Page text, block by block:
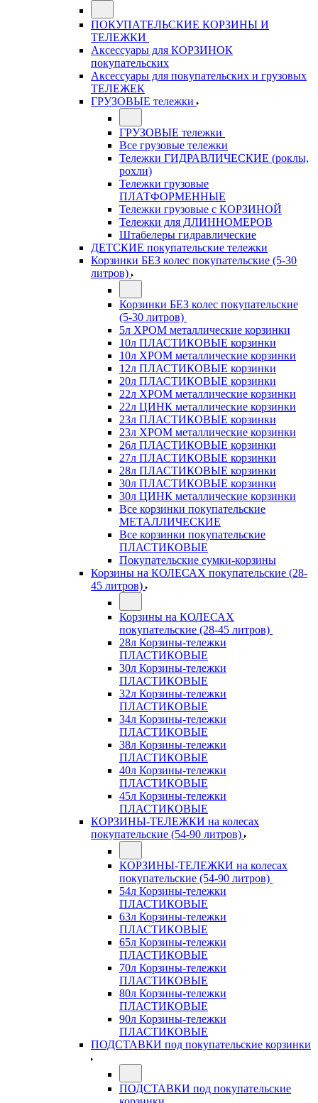
ПОКУПАТЕЛЬСКИЕ КОРЗИНЫ И
ТЕЛЕЖКИ
Аксессуары для КОРЗИНОК
покупательских
Аксессуары для покупательских и грузовых
ТЕЛЕЖЕК
ГРУЗОВЫЕ тележки
ГРУЗОВЫЕ тележки
Все грузовые тележки
Тележки ГИДРАВЛИЧЕСКИЕ (роклы,
рохли)
Тележки грузовые
ПЛАТФОРМЕННЫЕ
Тележки грузовые с КОРЗИНОЙ
Тележки для ДЛИННОМЕРОВ
Штабелеры гидравлические
ДЕТСКИЕ покупательские тележки
Корзинки БЕЗ колес покупательские (5-30
литров)
Корзинки БЕЗ колес покупательские
(5-30 литров)
5л ХРОМ металлические корзинки
10л ПЛАСТИКОВЫЕ корзинки
10л ХРОМ металлические корзинки
12л ПЛАСТИКОВЫЕ корзинки
20л ПЛАСТИКОВЫЕ корзинки
22л ХРОМ металлические корзинки
22л ЦИНК металлические корзинки
23л ПЛАСТИКОВЫЕ корзинки
23л ХРОМ металлические корзинки
26л ПЛАСТИКОВЫЕ корзинки
27л ПЛАСТИКОВЫЕ корзинки
28л ПЛАСТИКОВЫЕ корзинки
30л ПЛАСТИКОВЫЕ корзинки
30л ЦИНК металлические корзинки
Все корзинки покупательские
МЕТАЛЛИЧЕСКИЕ
Все корзинки покупательские
ПЛАСТИКОВЫЕ
Покупательские сумки-корзины
Корзины на КОЛЕСАХ покупательские (28-
45 литров)
Корзины на КОЛЕСАХ
покупательские (28-45 литров)
28л Корзины-тележки
ПЛАСТИКОВЫЕ
30л Корзины-тележки
ПЛАСТИКОВЫЕ
32л Корзины-тележки
ПЛАСТИКОВЫЕ
34л Корзины-тележки
ПЛАСТИКОВЫЕ
38л Корзины-тележки
ПЛАСТИКОВЫЕ
40л Корзины-тележки
ПЛАСТИКОВЫЕ
45л Корзины-тележки
ПЛАСТИКОВЫЕ
КОРЗИНЫ-ТЕЛЕЖКИ на колесах
покупательские (54-90 литров)
КОРЗИНЫ-ТЕЛЕЖКИ на колесах
покупательские (54-90 литров)
54л Корзины-тележки
ПЛАСТИКОВЫЕ
63л Корзины-тележки
ПЛАСТИКОВЫЕ
65л Корзины-тележки
ПЛАСТИКОВЫЕ
70л Корзины-тележки
ПЛАСТИКОВЫЕ
80л Корзины-тележки
ПЛАСТИКОВЫЕ
90л Корзины-тележки
ПЛАСТИКОВЫЕ
ПОДСТАВКИ под покупательские корзинки
ПОДСТАВКИ под покупательские